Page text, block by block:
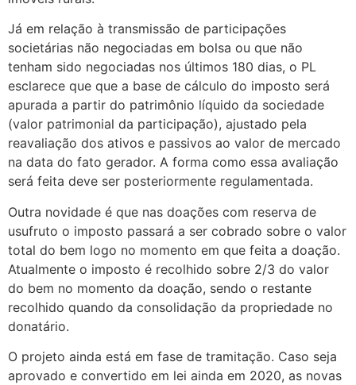
Já em relação à transmissão de participações
societárias não negociadas em bolsa ou que não
tenham sido negociadas nos últimos 180 dias, o PL
esclarece que que a base de cálculo do imposto será
apurada a partir do patrimônio líquido da sociedade
(valor patrimonial da participação), ajustado pela
reavaliação dos ativos e passivos ao valor de mercado
na data do fato gerador. A forma como essa avaliação
será feita deve ser posteriormente regulamentada.
Outra novidade é que nas doações com reserva de
usufruto o imposto passará a ser cobrado sobre o valor
total do bem logo no momento em que feita a doação.
Atualmente o imposto é recolhido sobre 2/3 do valor
do bem no momento da doação, sendo o restante
recolhido quando da consolidação da propriedade no
donatário.
O projeto ainda está em fase de tramitação. Caso seja
aprovado e convertido em lei ainda em 2020, as novas